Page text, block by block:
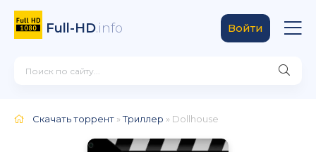
Full-HD.info Войти
Скачать торрент »Триллер » Dollhouse